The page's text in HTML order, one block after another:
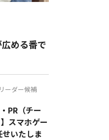
める番で
ーダー候補
PR（チー
スマホゲー
いたしま